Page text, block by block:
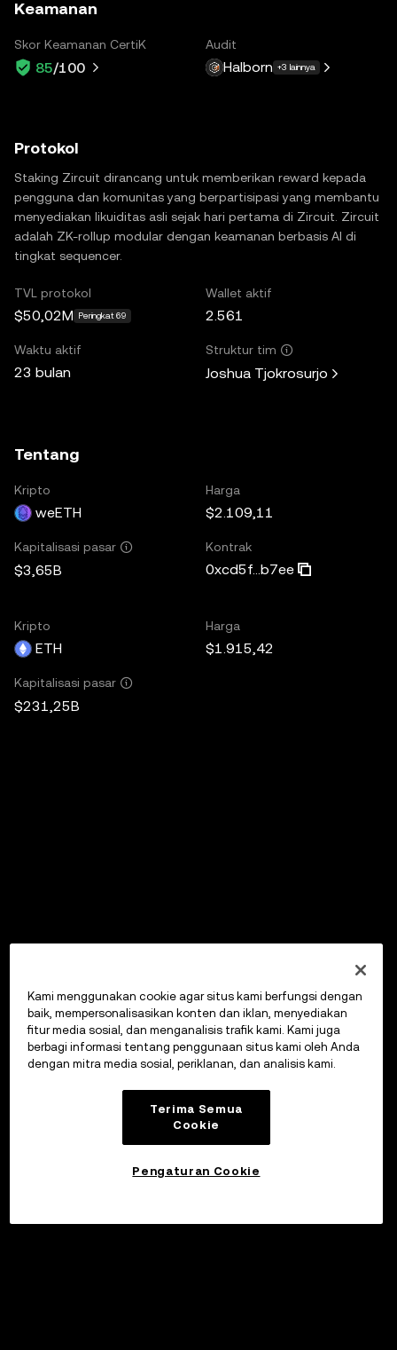
Keamanan
Skor Keamanan CertiK
85/100
Audit
Halborn +3 lainnya
Protokol
Staking Zircuit dirancang untuk memberikan reward kepada
pengguna dan komunitas yang berpartisipasi yang membantu
menyediakan likuiditas asli sejak hari pertama di Zircuit. Zircuit
adalah ZK-rollup modular dengan keamanan berbasis AI di
tingkat sequencer.
TVL protokol
$50,02M Peringkat 69
Wallet aktif
2.561
Waktu aktif
23 bulan
Struktur tim
Joshua Tjokrosurjo
Tentang
Kripto
weETH
Harga
$2.109,11
Kapitalisasi pasar
$3,65B
Kontrak
0xcd5f...b7ee
Kripto
ETH
Harga
$1.915,42
Kapitalisasi pasar
$231,25B
Kami menggunakan cookie agar situs kami berfungsi dengan
baik, mempersonalisasikan konten dan iklan, menyediakan
fitur media sosial, dan menganalisis trafik kami. Kami juga
berbagi informasi tentang penggunaan situs kami oleh Anda
dengan mitra media sosial, periklanan, dan analisis kami.
Terima Semua
Cookie
Pengaturan Cookie